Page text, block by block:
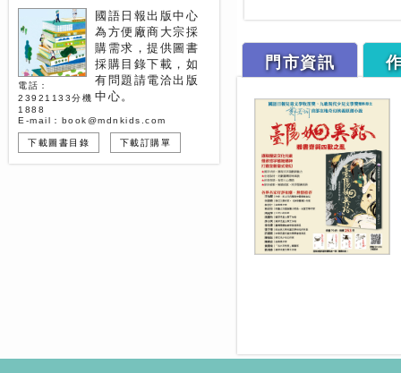
國語日報出版中心
為方便廠商大宗採
購需求，提供圖書
採購目錄下載，如
有問題請電洽出版
中心。
電話：
23921133分機
1888
E-mail：book@mdnkids.com
下載圖書目錄 下載訂購單
門市資訊